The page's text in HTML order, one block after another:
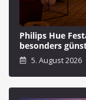
Philips Hue
besonders
5. August 2026